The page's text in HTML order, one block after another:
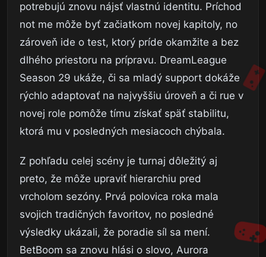
potrebujú znovu nájsť vlastnú identitu. Príchod
not me môže byť začiatkom novej kapitoly, no
zároveň ide o test, ktorý príde okamžite a bez
dlhého priestoru na prípravu. DreamLeague
Season 29 ukáže, či sa mladý support dokáže
rýchlo adaptovať na najvyššiu úroveň a či rue v
novej role pomôže tímu získať späť stabilitu,
ktorá mu v posledných mesiacoch chýbala.
Z pohľadu celej scény je turnaj dôležitý aj
preto, že môže upraviť hierarchiu pred
vrcholom sezóny. Prvá polovica roka mala
svojich tradičných favoritov, no posledné
výsledky ukázali, že poradie síl sa mení.
BetBoom sa znovu hlási o slovo, Aurora